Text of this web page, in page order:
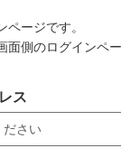
ージです。
面側のログインペ
ス